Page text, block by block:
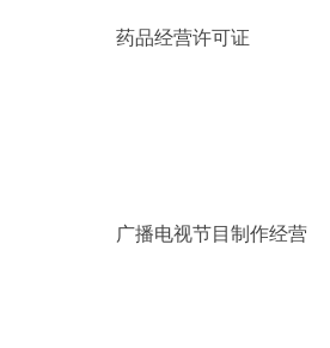
药品经营许可证
广播电视节目制作经营